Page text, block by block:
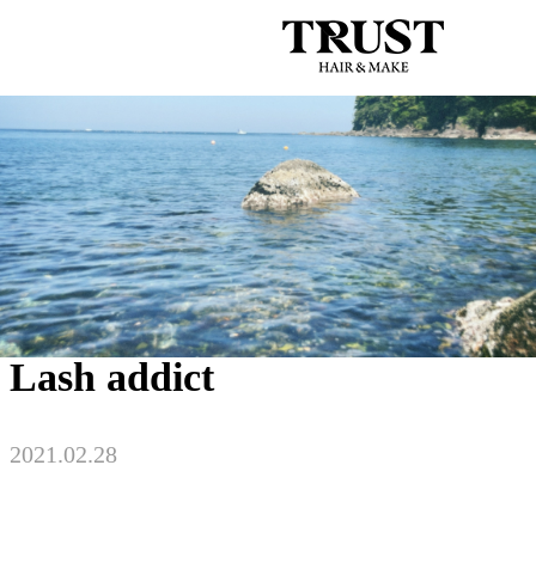
044-711-1140
BLOG
Lash addict
2021.02.28